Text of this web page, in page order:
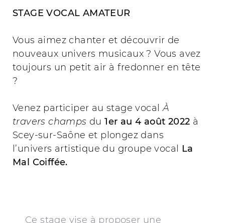
STAGE VOCAL AMATEUR
Vous aimez chanter et découvrir de
nouveaux univers musicaux ? Vous avez
toujours un petit air à fredonner en tête
?
Venez participer au stage vocalÀ
travers champs du1er au 4 août 2022 à
Scey-sur-Saône et plongez dans
l’univers artistique du groupe vocal La
Mal Coiffée.
Ce stage vise à proposer une